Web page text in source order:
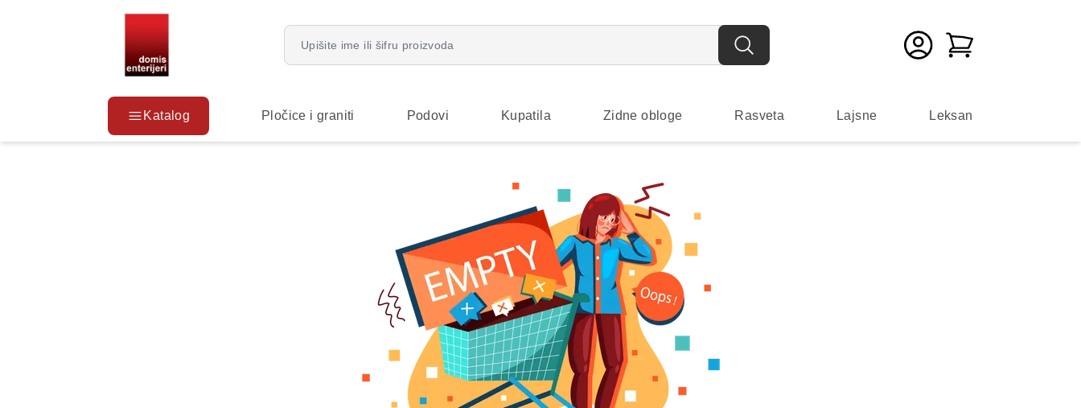
Katalog Pločice i graniti Podovi Kupatila Zidne obloge Rasveta Lajsne Leksan